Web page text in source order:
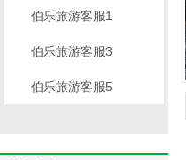
伯乐旅游客服1
伯乐旅游客服3
伯乐旅游客服5